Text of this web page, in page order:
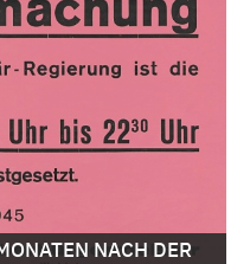
NACH DER